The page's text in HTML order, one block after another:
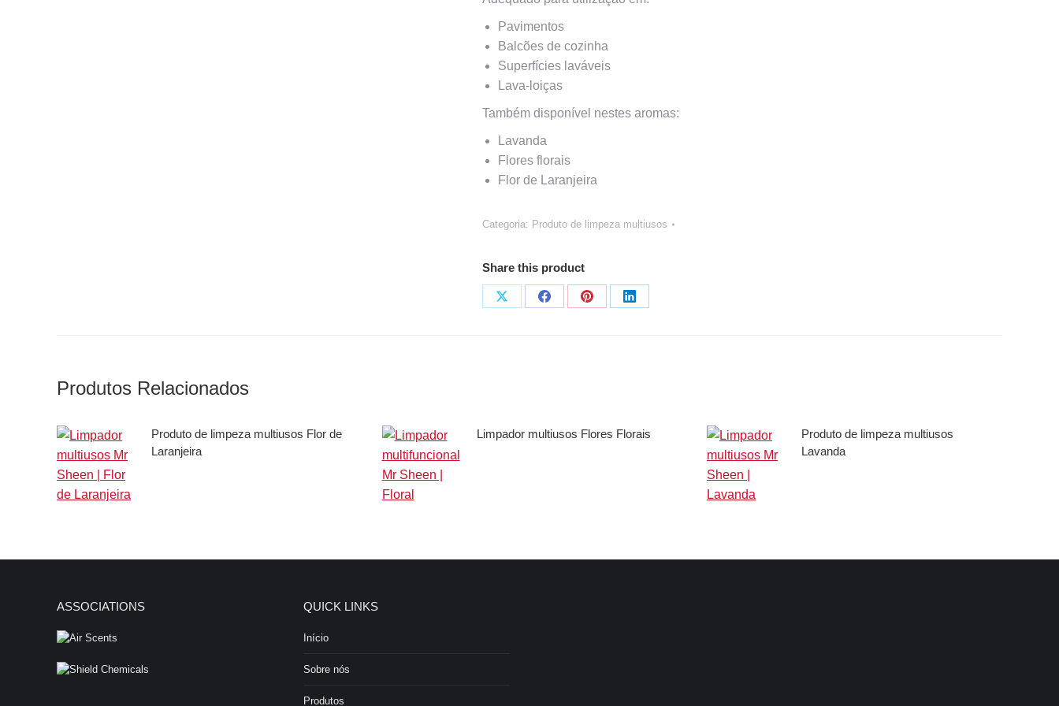
Pavimentos
Balcões de cozinha
Superfícies laváveis
Lava-loiças
Também disponível nestes aromas:
Lavanda
Flores florais
Flor de Laranjeira
Categoria: Produto de limpeza multiusos
Share this product
Share
Share
Share
Share
Produtos Relacionados
Produto de limpeza multiusos Flor de
Laranjeira
Limpador multiusos Flores Florais
Produto de limpeza multiusos
Lavanda
ASSOCIATIONS QUICK LINKS
Início
Sobre nós
Produtos